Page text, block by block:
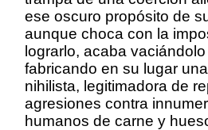
ese oscuro propósito de
aunque choca con la
lograrlo, acaba
fabricando en su lugar
nihilista, legitimadora de
agresiones contra
humanos de carne y